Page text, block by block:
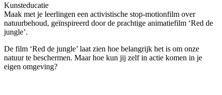
Kunsteducatie
Maak met je leerlingen een activistische stop-motionfilm over
natuurbehoud, geïnspireerd door de prachtige animatiefilm ‘Red de
jungle’.
De film ‘Red de jungle’ laat zien hoe belangrijk het is om onze
natuur te beschermen. Maar hoe kun jij zelf in actie komen in je
eigen omgeving?